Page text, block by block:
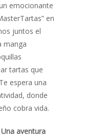
emocionante
en
juntos el
manga
tartas que
espera una
donde
cobra vida.
aventura